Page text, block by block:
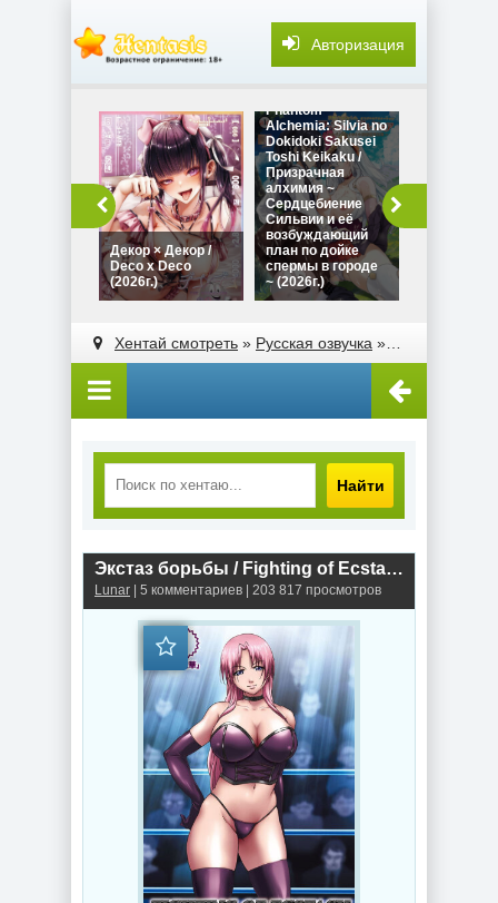
Авторизация
Декор × Декор /
Deco x Deco
(2026г.)
Phantom
Alchemia: Silvia no
Dokidoki Sakusei
Toshi Keikaku /
Призрачная
алхимия ~
Сердцебиение
Сильвии и её
возбуждающий
план по дойке
спермы в городе
~ (2026г.)
So_Low -
Хентай смотреть » Русская озвучка » Экстаз борьбы / Fighting of Ecstasy (2011г.)
Найти
Экстаз борьбы / Fighting of Ecstasy (2011г.)
Lunar | 5 комментариев | 203 817 просмотров